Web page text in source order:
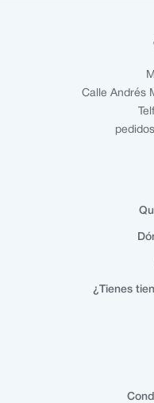
Calle Andrés
¿Tienes